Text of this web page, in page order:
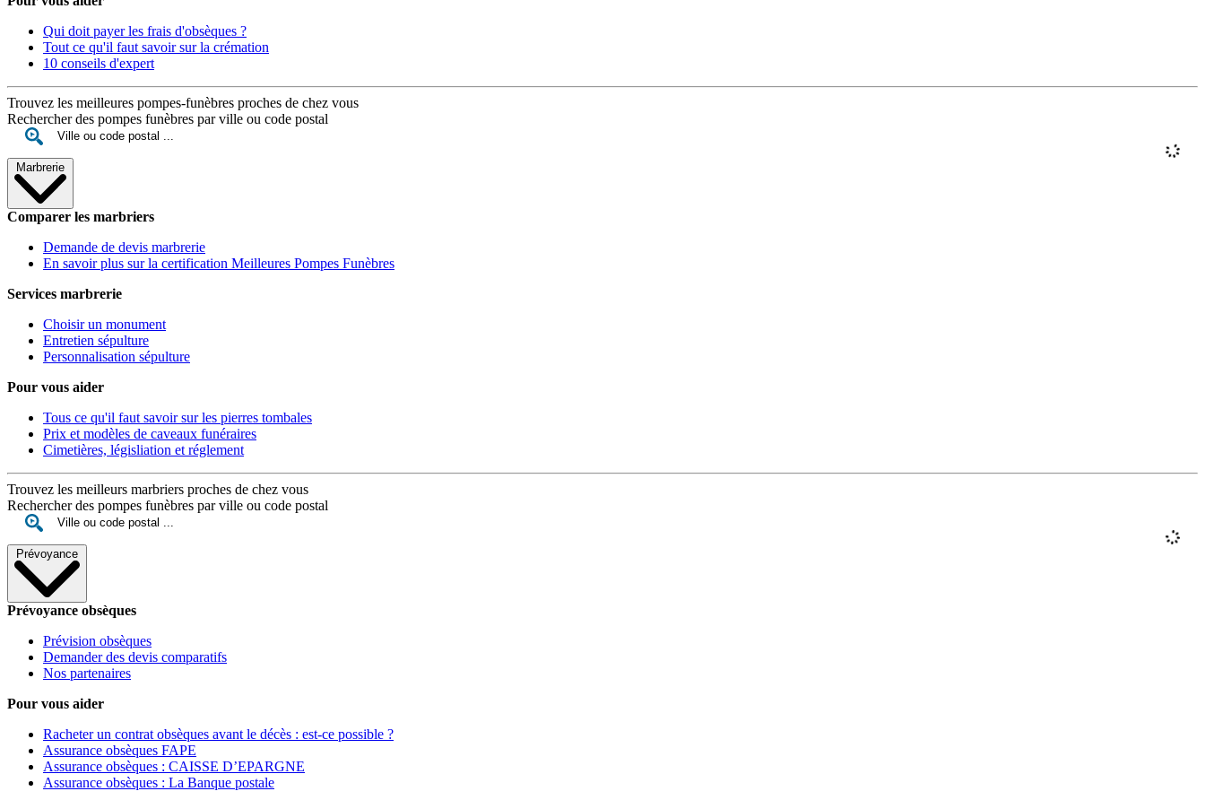
Qui doit payer les frais d'obsèques ?
Tout ce qu'il faut savoir sur la crémation
10 conseils d'expert
Trouvez les meilleures pompes-funèbres proches de chez vous
Rechercher des pompes funèbres par ville ou code postal
Marbrerie
Comparer les marbriers
Demande de devis marbrerie
En savoir plus sur la certification Meilleures Pompes Funèbres
Services marbrerie
Choisir un monument
Entretien sépulture
Personnalisation sépulture
Pour vous aider
Tous ce qu'il faut savoir sur les pierres tombales
Prix et modèles de caveaux funéraires
Cimetières, législiation et réglement
Trouvez les meilleurs marbriers proches de chez vous
Rechercher des pompes funèbres par ville ou code postal
Prévoyance
Prévoyance obsèques
Prévision obsèques
Demander des devis comparatifs
Nos partenaires
Pour vous aider
Racheter un contrat obsèques avant le décès : est-ce possible ?
Assurance obsèques FAPE
Assurance obsèques : CAISSE D’EPARGNE
Assurance obsèques : La Banque postale